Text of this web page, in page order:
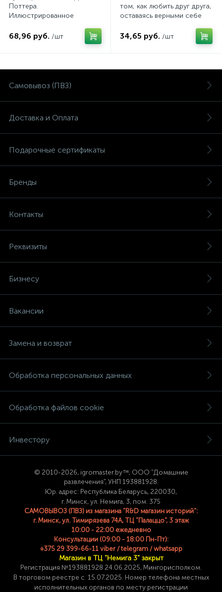
Поттера.
Иллюстрированное
68,96 руб. /шт
том, как любить друг друга,
оставаясь верными себе
34,65 руб. /шт
Самовывоз (ПВЗ)
Доставка и Оплата
Подарочные сертификаты
Бренды
Контакты
Реквизиты
Бизнесу
Вакансии
Замена и возврат
Обработка персональных данных
Обработка файлов cookie
Инвестору
© 2010-2026, igromaster.by™, ООО "Домашние
развлечения", УНП 193881928.
Юр. адрес: Республика Беларусь, 220030,
г. Минск, ул. Немига, 3, пом. 375
САМОВЫВОЗ (ПВЗ) из магазина "R&D магазин историй":
г. Минск, ул. Тимирязева 74A, ТЦ "Палаццо", 3 этаж
10:00 - 22:00 ежедневно
Консультации (09:00 - 18:00 Пн-Пт):
+375 29 399-66-11 viber / telegram / whatsapp
Магазин в ТЦ "Немига 3" закрыт
Регистрация №193881928 24.06.2025, Мингорисполком.
В торговом реестре с 15.07.2025. Номер телефона местных
исполнительных органов по месту регистрации